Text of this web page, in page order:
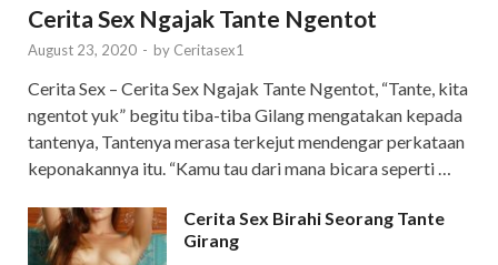
Cerita Sex Ngajak Tante Ngentot
August 23, 2020 - by Ceritasex1
Cerita Sex – Cerita Sex Ngajak Tante Ngentot, “Tante, kita
ngentot yuk” begitu tiba-tiba Gilang mengatakan kepada
tantenya, Tantenya merasa terkejut mendengar perkataan
keponakannya itu. “Kamu tau dari mana bicara seperti …
Cerita Sex Birahi Seorang Tante
Girang